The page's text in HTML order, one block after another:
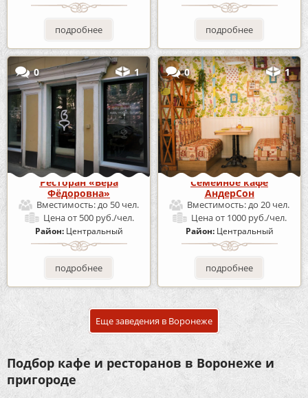
подробнее подробнее
0 1
Ресторан «Вера
Фёдоровна»
Вместимость:до 50 чел.
Ценаот 500 руб./чел.
Район: Центральный
подробнее
0 1
Семейное кафе
АндерСон
Вместимость:до 20 чел.
Ценаот 1000 руб./чел.
Район: Центральный
подробнее
Еще заведения в Воронеже
Подбор кафе и ресторанов в Воронеже и
пригороде